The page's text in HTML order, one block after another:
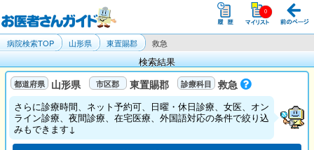
病院検索TOP 山形県 東置賜郡 救急
検索結果
山形県 東置賜郡 救急
さらに診療時間、ネット予約可、日曜・休日診療、女医、オン
ライン診療、夜間診療、在宅医療、外国語対応の条件で絞り込
みもできます↓